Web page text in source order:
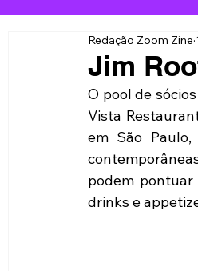
Jim
Redação Zoom Zine
O pool de
Vista
em São
podem
drinks e